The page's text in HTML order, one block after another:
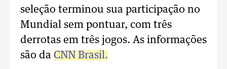
seleção terminou sua participação no
Mundial sem pontuar, com três
derrotas em três jogos. As informações
são da CNN Brasil.